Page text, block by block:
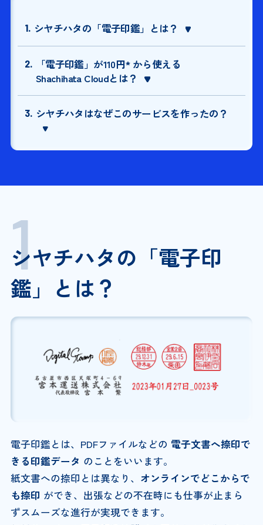
1. シヤチハタの「電子印鑑」とは？
2.
「電子印鑑」が110円* から使える
Shachihata Cloudとは？
3. シヤチハタはなぜこのサービスを作ったの？
シヤチハタの「電子印
鑑」とは？
電子印鑑とは、PDFファイルなどの 電子文書へ捺印で
きる印鑑データ のことをいいます。
紙文書への捺印とは異なり、 オンラインでどこからで
も捺印 ができ、出張などの不在時にも仕事が止まら
ずスムーズな進行が実現できます。